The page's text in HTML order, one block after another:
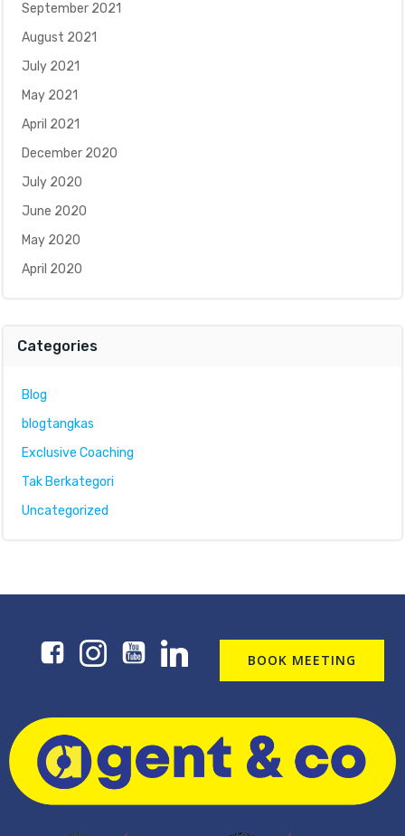
September 2021
August 2021
July 2021
May 2021
April 2021
December 2020
July 2020
June 2020
May 2020
April 2020
Categories
Blog
blogtangkas
Exclusive Coaching
Tak Berkategori
Uncategorized
BOOK MEETING